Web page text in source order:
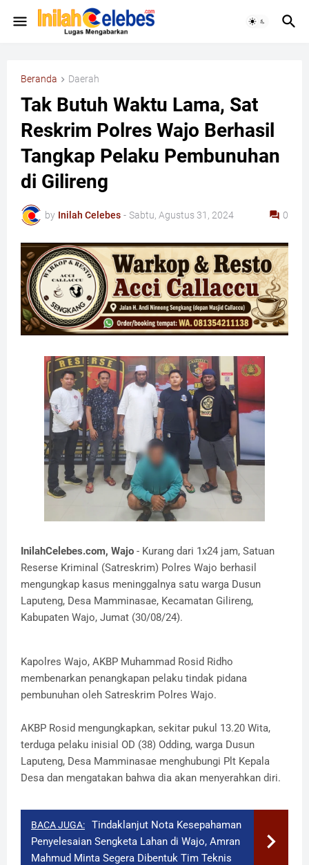
Beranda Daerah
Tak Butuh Waktu Lama, Sat
Reskrim Polres Wajo Berhasil
Tangkap Pelaku Pembunuhan
di Gilireng
by Inilah Celebes - Sabtu, Agustus 31, 2024 0
InilahCelebes.com, Wajo - Kurang dari 1x24 jam, Satuan
Reserse Kriminal (Satreskrim) Polres Wajo berhasil
mengungkap kasus meninggalnya satu warga Dusun
Laputeng, Desa Mamminasae, Kecamatan Gilireng,
Kabupaten Wajo, Jumat (30/08/24).
Kapolres Wajo, AKBP Muhammad Rosid Ridho
membenarkan penangkapan pelaku tindak pidana
pembunuhan oleh Satreskrim Polres Wajo.
AKBP Rosid mengungkapkan, sekitar pukul 13.20 Wita,
terduga pelaku inisial OD (38) Odding, warga Dusun
Laputeng, Desa Mamminasae menghubungi Plt Kepala
Desa dan mengatakan bahwa dia akan menyerahkan diri.
BACA JUGA:
Tindaklanjut Nota Kesepahaman
Penyelesaian Sengketa Lahan di Wajo, Amran
Mahmud Minta Segera Dibentuk Tim Teknis